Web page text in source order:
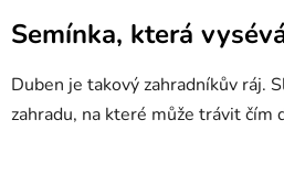
Semínka, která
Duben je takový zahradníkův ráj.
zahradu, na které může trávit čím